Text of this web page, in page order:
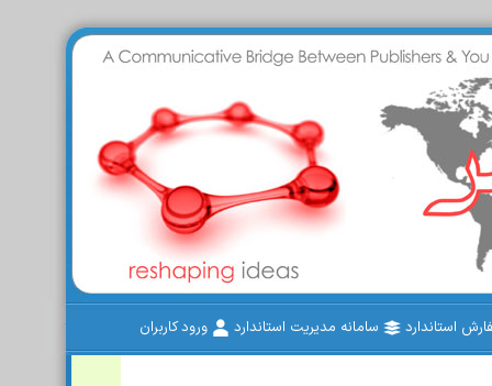
استاندارد سامانه مدیریت استاندارد ورود کاربران